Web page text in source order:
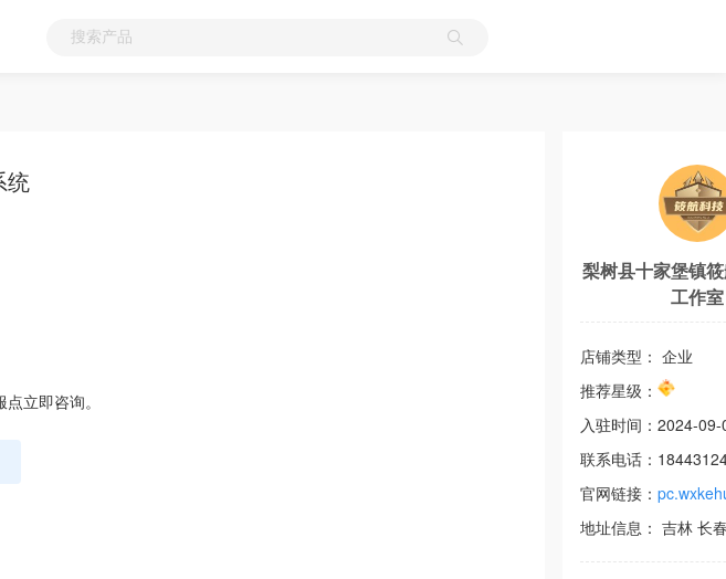
统
立即咨询。
梨树县十家堡镇
工作室
店铺类型： 企业
推荐星级：
入驻时间： 2024-09-
联系电话：
官网链接：
地址信息： 吉林 长